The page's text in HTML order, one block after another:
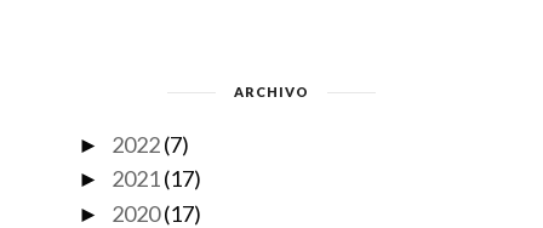
ARCHIVO
► 2022(7)
► 2021(17)
► 2020(17)